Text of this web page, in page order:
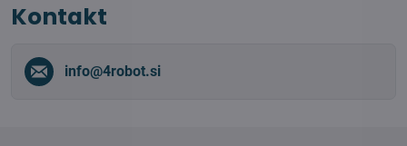
Kontakt
info​@4robot​.si